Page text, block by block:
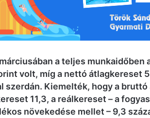
a teljes
volt, míg a nettó átlagkereset
szerdán. Kiemelték, hogy a
11,3, a reálkereset – a
növekedése mellet – 9,3